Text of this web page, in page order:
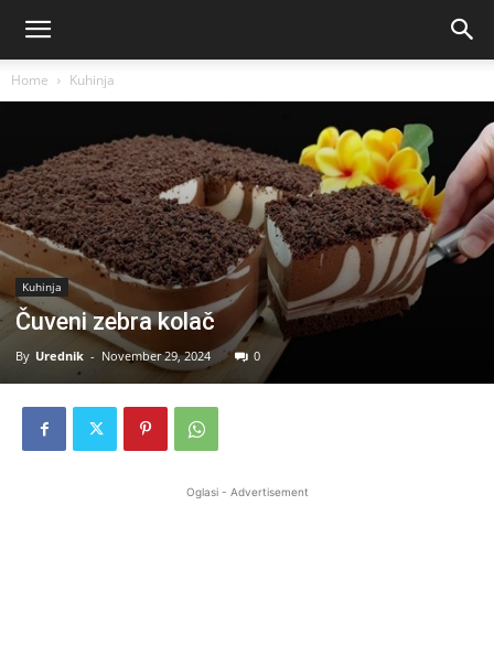
Home Kuhinja
Kuhinja
Čuveni zebra kolač
By Urednik - November 29, 2024 0
Oglasi - Advertisement